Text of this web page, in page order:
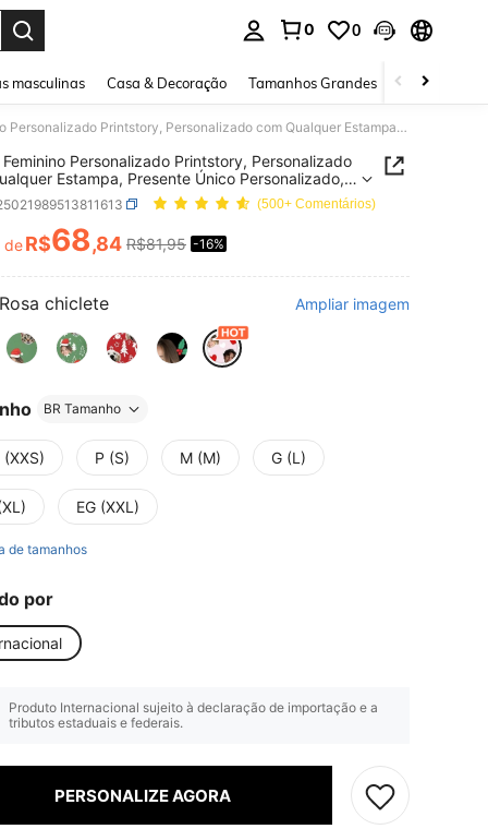
0 0
masculinas Casa & Decoração Tamanhos Grandes Joias e
Pijama Feminino Personalizado Printstory, Personalizado com Qualquer Estampa, Presente Único Personalizado, Adequado para Família, Amigos, Festas de Feriados
Feminino Personalizado Printstory, Personalizado
Estampa, Presente Único Personalizado,
para Família, Amigos, Festas de Feriados(500+ Comentários)
AND AVAILABILITY
deR$68,84 R$81,95 -16%
Rosa chiclete Ampliar imagem
BR Tamanho
(XXS) P (S) M (M) G (L)
EG (XXL)
de tamanhos
por
Produto Internacional sujeito à declaração de importação e a
tributos estaduais e federais.
PERSONALIZE AGORA